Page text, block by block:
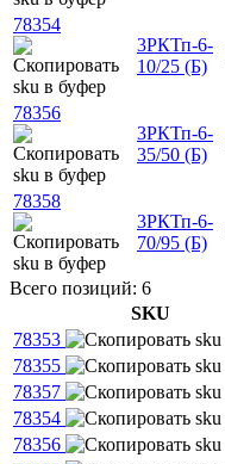
78354
3РКТп-6-
10/25 (Б)
78356
3РКТп-6-
35/50 (Б)
78358
3РКТп-6-
70/95 (Б)
Всего позиций: 6
SKU
78353
78355
78357
78354
78356